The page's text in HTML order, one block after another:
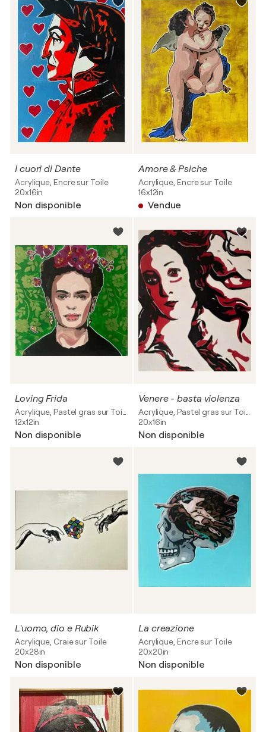
I cuori di Dante
Acrylique, Encre sur Toile
20x16in
Non disponible
Amore & Psiche
Acrylique, Encre sur Toile
16x12in
Vendue
Loving Frida
12x12in
Non disponible
Venere - basta violenza
20x16in
Non disponible
L'uomo, dio e Rubik
Acrylique, Craie sur Toile
20x28in
Non disponible
La creazione
Acrylique, Encre sur Toile
20x20in
Non disponible